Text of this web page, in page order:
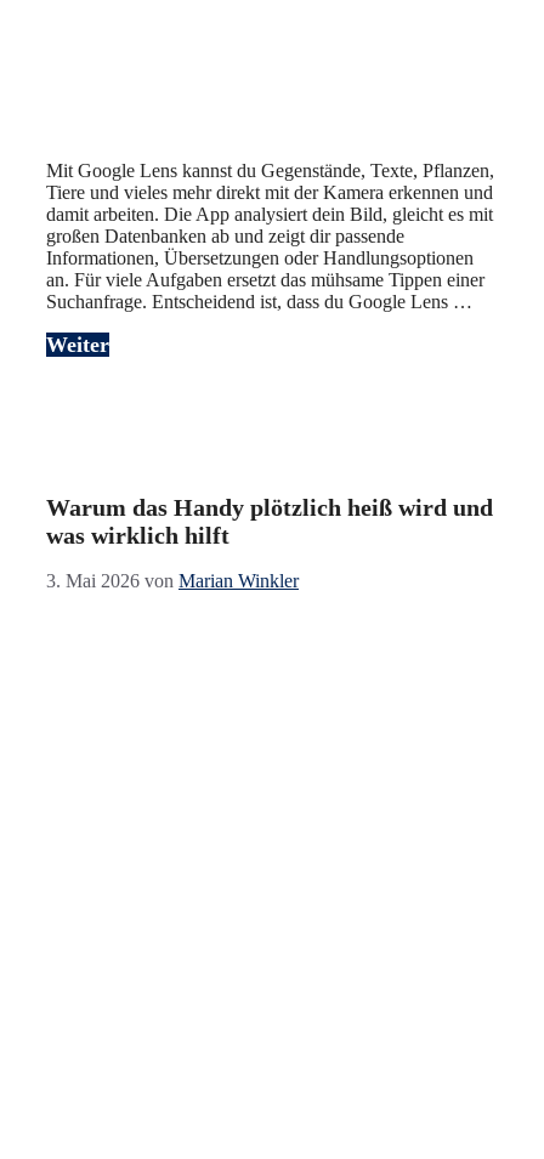
Mit Google Lens kannst du Gegenstände, Texte, Pflanzen,
Tiere und vieles mehr direkt mit der Kamera erkennen und
damit arbeiten. Die App analysiert dein Bild, gleicht es mit
großen Datenbanken ab und zeigt dir passende
Informationen, Übersetzungen oder Handlungsoptionen
an. Für viele Aufgaben ersetzt das mühsame Tippen einer
Suchanfrage. Entscheidend ist, dass du Google Lens …
Weiter
Warum das Handy plötzlich heiß wird und
was wirklich hilft
3. Mai 2026 von Marian Winkler